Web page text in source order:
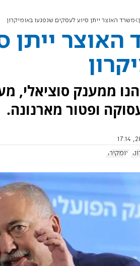
משרד האוצר ייתן סיוע לעסקים שנפגעו באומיקרון
האוצר ייתן
ממענק
ופטור מארנונה.
אומקירון